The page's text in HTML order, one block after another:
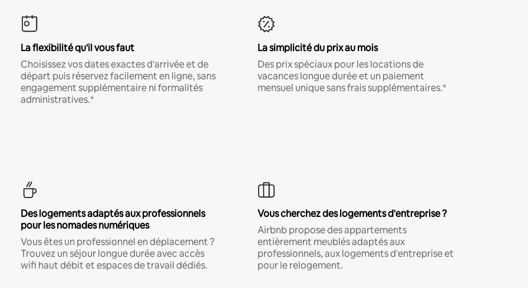
La flexibilité qu'il vous faut
Choisissez vos dates exactes d'arrivée et de
départ puis réservez facilement en ligne, sans
engagement supplémentaire ni formalités
administratives.*
La simplicité du prix au mois
Des prix spéciaux pour les locations de
vacances longue durée et un paiement
mensuel unique sans frais supplémentaires.*
Des logements adaptés aux professionnels
pour les nomades numériques
Vous êtes un professionnel en déplacement ?
Trouvez un séjour longue durée avec accès
wifi haut débit et espaces de travail dédiés.
Vous cherchez des logements d'entreprise ?
Airbnb propose des appartements
entièrement meublés adaptés aux
professionnels, aux logements d'entreprise et
pour le relogement.